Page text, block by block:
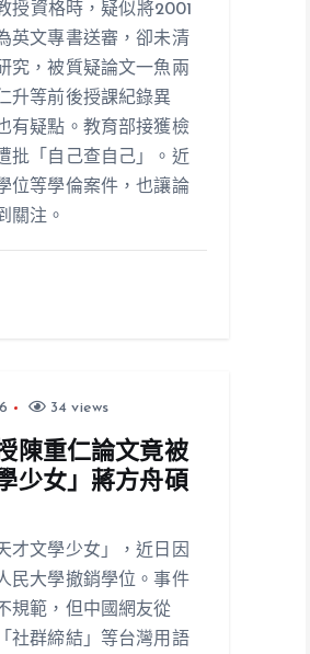
授資格時，疑似將2001
英文專書送審，卻未清
究，被質疑論文一魚兩
升等前後授課紀錄異
有疑點。教育部接獲檢
批「自己查自己」。近
位等學倫案件，也讓論
關注。
34 views
陳重仁論文竟被
少女」蔣方舟碩
才文學少女」，近日因
民大學撤銷學位。事件
規範，但中國網友從
社群締結」等台灣用語